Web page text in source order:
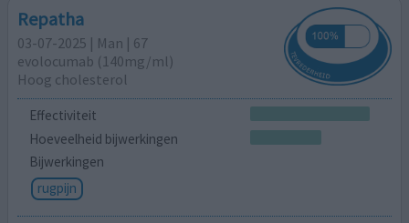
Repatha
03-07-2025 | Man | 67
evolocumab (140mg/ml)
Hoog cholesterol
Effectiviteit
Hoeveelheid bijwerkingen
Bijwerkingen
rugpijn